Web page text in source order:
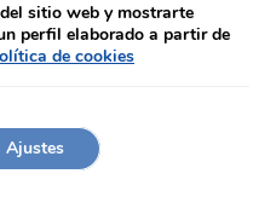
sitio web y mostrarte
perfil elaborado a partir de
de cookies
Ajustes